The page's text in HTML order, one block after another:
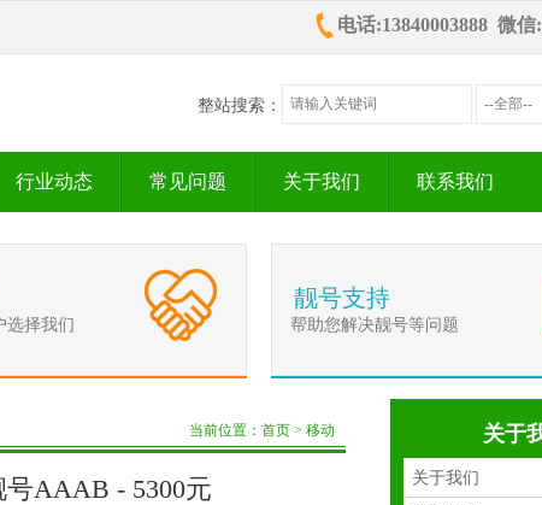
电话:13840003888 微信
整站搜索：
行业动态 常见问题 关于我们 联系我们
选择我们
靓号支持
帮助您解决靓号等问题
当前位置： 首页 > 移动
AAAB - 5300元
关于
关于我们